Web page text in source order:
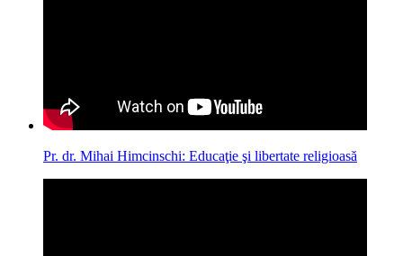
Pr. dr. Mihai Himcinschi: Educaţie şi libertate religioasă